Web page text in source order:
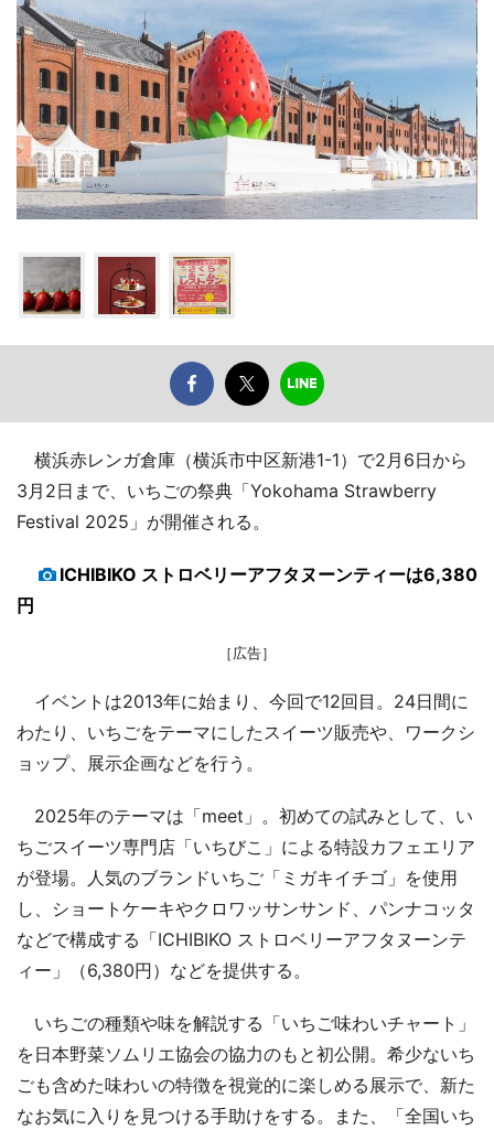
横浜赤レンガ倉庫（横浜市中区新港1-1）で2月6日から
3月2日まで、いちごの祭典「Yokohama Strawberry
Festival 2025」が開催される。
ICHIBIKO ストロベリーアフタヌーンティーは6,380
円
［広告］
イベントは2013年に始まり、今回で12回目。24日間に
わたり、いちごをテーマにしたスイーツ販売や、ワークシ
ョップ、展示企画などを行う。
2025年のテーマは「meet」。初めての試みとして、い
ちごスイーツ専門店「いちびこ」による特設カフェエリア
が登場。人気のブランドいちご「ミガキイチゴ」を使用
し、ショートケーキやクロワッサンサンド、パンナコッタ
などで構成する「ICHIBIKO ストロベリーアフタヌーンテ
ィー」（6,380円）などを提供する。
いちごの種類や味を解説する「いちご味わいチャート」
を日本野菜ソムリエ協会の協力のもと初公開。希少ないち
ごも含めた味わいの特徴を視覚的に楽しめる展示で、新た
なお気に入りを見つける手助けをする。また、「全国いち